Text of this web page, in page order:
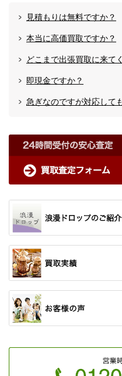
見積もりは無料ですか？
本当に高価買取ですか？
どこまで出張買取に来て
即現金ですか？
急ぎなのですが対応して